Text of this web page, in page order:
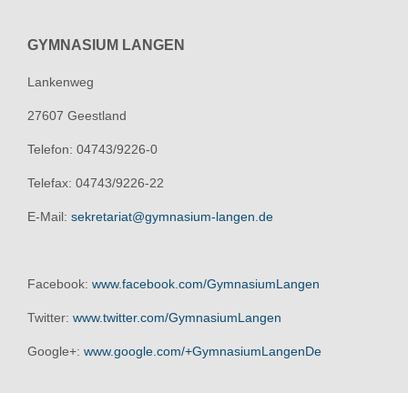
GYMNASIUM LANGEN
Lankenweg
27607 Geestland
Telefon: 04743/9226-0
Telefax: 04743/9226-22
E-Mail: sekretariat@gymnasium-langen.de
Facebook: www.facebook.com/GymnasiumLangen
Twitter: www.twitter.com/GymnasiumLangen
Google+: www.google.com/+GymnasiumLangenDe